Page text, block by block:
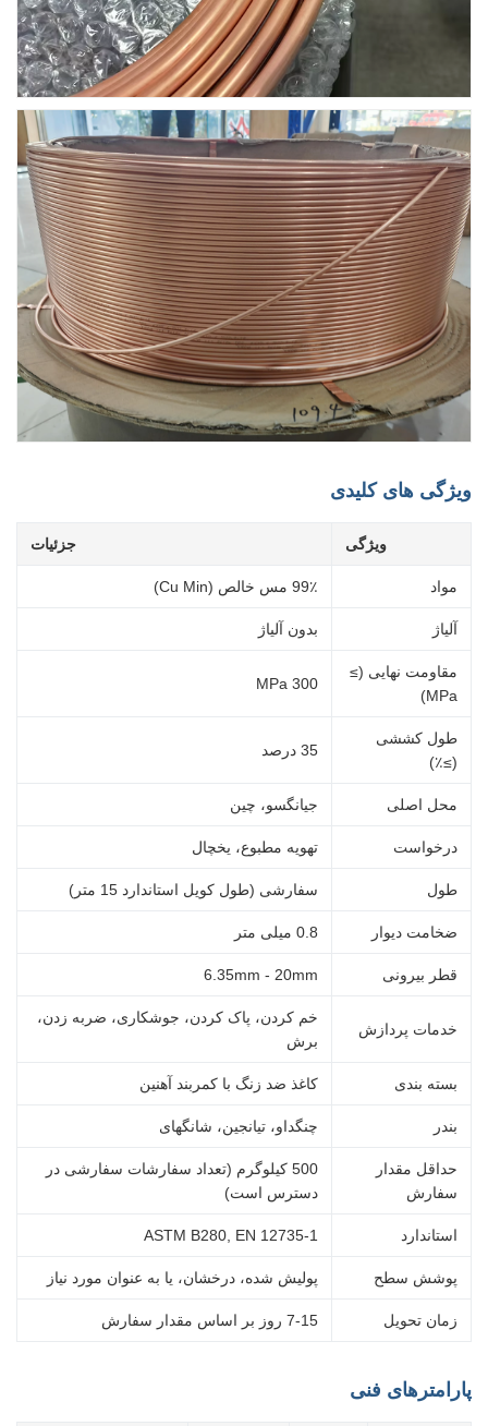
ویژگی های کلیدی
ویژگی جزئیات
مواد 99٪ مس خالص (Cu Min)
آلیاژ بدون آلیاژ
مقاومت نهایی (≥
MPa)
300 MPa
طول کششی
(≥٪)
35 درصد
محل اصلی جیانگسو، چین
درخواست تهویه مطبوع، یخچال
طول سفارشی (طول کویل استاندارد 15 متر)
ضخامت دیوار 0.8 میلی متر
قطر بیرونی 6.35mm - 20mm
خدمات پردازش
خم کردن، پاک کردن، جوشکاری، ضربه زدن،
برش
بسته بندی کاغذ ضد زنگ با کمربند آهنین
بندر چنگداو، تیانجین، شانگهای
حداقل مقدار
سفارش
500 کیلوگرم (تعداد سفارشات سفارشی در
دسترس است)
استاندارد ASTM B280, EN 12735-1
پوشش سطح پولیش شده، درخشان، یا به عنوان مورد نیاز
زمان تحویل 7-15 روز بر اساس مقدار سفارش
پارامترهای فنی